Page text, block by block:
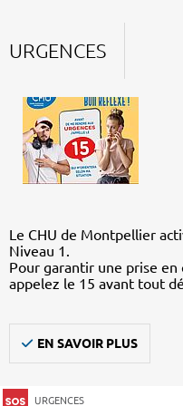
URGENCES
Le CHU de Montpellier
Niveau 1.
Pour garantir une prise en
appelez le 15 avant tout
EN SAVOIR PLUS
URGENCES